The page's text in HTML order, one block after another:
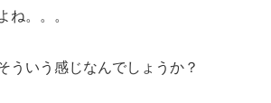
ね。。。
ういう感じなんでしょうか？